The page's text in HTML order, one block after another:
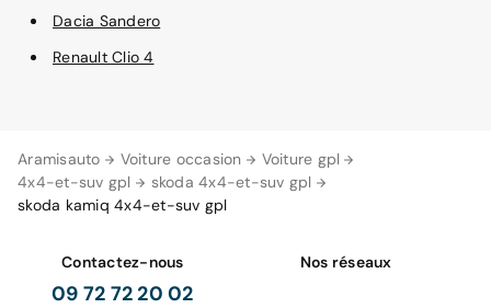
Aramisauto Voiture occasion
Voiture gpl
4x4-et-suv gpl
skoda 4x4-et-suv gpl
skoda kamiq 4x4-et-suv gpl
Dacia Sandero
Renault Clio 4
Contactez-nous
09 72 72 20 02
Nos réseaux